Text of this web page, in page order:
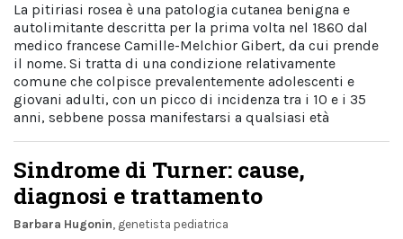
La pitiriasi rosea è una patologia cutanea benigna e
autolimitante descritta per la prima volta nel 1860 dal
medico francese Camille-Melchior Gibert, da cui prende
il nome. Si tratta di una condizione relativamente
comune che colpisce prevalentemente adolescenti e
giovani adulti, con un picco di incidenza tra i 10 e i 35
anni, sebbene possa manifestarsi a qualsiasi età
Sindrome di Turner: cause,
diagnosi e trattamento
Barbara Hugonin, genetista pediatrica